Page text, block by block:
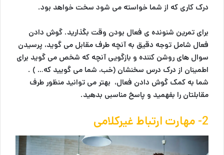
درک کاری که از شما خواسته می شود سخت خواهد بود.
برای تمرین شنونده ی فعال بودن وقت بگذارید. گوش دادن
فعال شامل توجه دقیق به آنچه طرف مقابل می گوید، پرسیدن
سوال های روشن کننده و بازگویی آنچه که شخص می گوید برای
اطمینان از درک درس سخنشان (خب، شما می گویید که… ) .
شما به کمک گوش دادن فعال، بهتر می توانید منظور طرف
مقابلتان را بفهمید و پاسخ مناسبی بدهید.
2- مهارت ارتباط غیرکلامی